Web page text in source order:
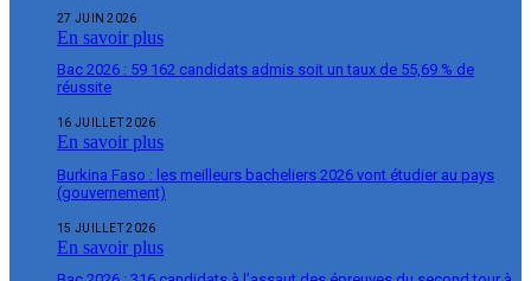
27 JUIN 2026
En savoir plus
Bac 2026 : 59 162 candidats admis soit un taux de 55,69 % de
réussite
16 JUILLET 2026
En savoir plus
Burkina Faso : les meilleurs bacheliers 2026 vont étudier au pays
(gouvernement)
15 JUILLET 2026
En savoir plus